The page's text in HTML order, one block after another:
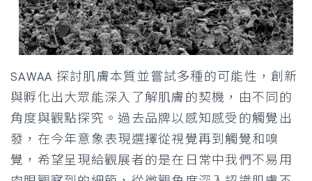
SAWAA 探討肌膚本質並嘗試多種的可能性，創新
與孵化出大眾能深入了解肌膚的契機，由不同的
角度與觀點探究。過去品牌以感知感受的觸覺出
發，在今年意象表現選擇從視覺再到觸覺和嗅
覺，希望呈現給觀展者的是在日常中我們不易用